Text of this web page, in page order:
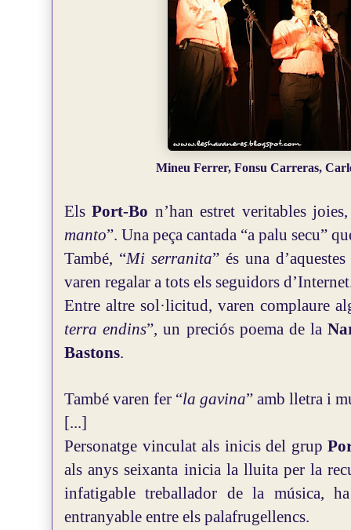
Mineu Ferrer, Fonsu Carreras,
ElsPort-Bo n’han estret veritables
manto”. Una peça cantada “a palu secu”
També, “Mi serranita” és una
varen regalar a tots els seguidors
Entre altre sol·licitud, varen complaure
terra endins”, un preciós poema de la
Bastons.
També varen fer “la gavina” amb lletra i
[...]
Personatge vinculat als inicis del grup
als anys seixanta inicia la lluita per la
infatigable treballador de la música,
entranyable entre els palafrugellencs.